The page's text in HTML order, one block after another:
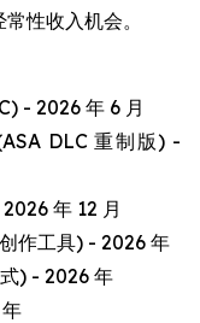
性收入机会。
- 2026 年 6 月
DLC 重制版) -
年 12 月
作工具) - 2026 年
) - 2026 年